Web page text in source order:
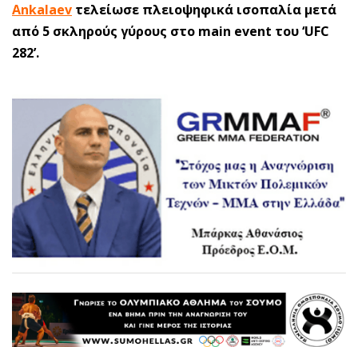
Ankalaev τελείωσε πλειοψηφικά ισοπαλία μετά
από 5 σκληρούς γύρους στο main event του ‘UFC
282’.